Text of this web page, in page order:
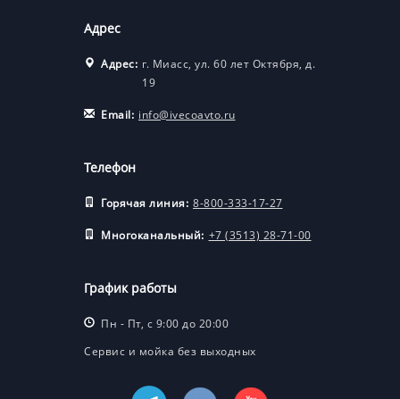
Адрес
Адрес: г. Миасс, ул. 60 лет Октября, д.
19
Email: info@ivecoavto.ru
Телефон
Горячая линия: 8-800-333-17-27
Многоканальный: +7 (3513) 28-71-00
График работы
Пн - Пт, с 9:00 до 20:00
Сервис и мойка без выходных